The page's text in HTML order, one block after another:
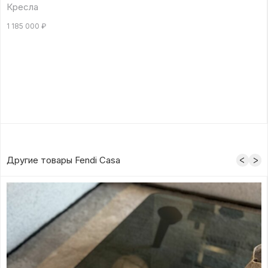
Кресла
1 185 000 ₽
Другие товары Fendi Casa